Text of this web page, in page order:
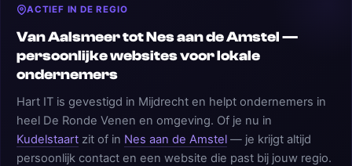
ACTIEF IN DE REGIO
Van Aalsmeer tot Nes aan de Amstel —
persoonlijke websites voor lokale
ondernemers
Hart IT is gevestigd in Mijdrecht en helpt ondernemers in
heel De Ronde Venen en omgeving. Of je nu in
Kudelstaart zit of in Nes aan de Amstel — je krijgt altijd
persoonlijk contact en een website die past bij jouw regio.